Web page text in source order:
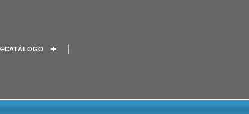
CATÁLOGO